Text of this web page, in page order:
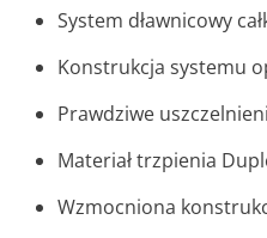
System dławnicowy
Konstrukcja systemu
Prawdziwe
Materiał trzpienia
Wzmocniona